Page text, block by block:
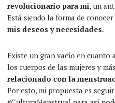
revolucionario para mi, un
Está siendo la forma de
mis deseos y necesidades.
Existe un gran vacío en cuanto
los cuerpos de las mujeres y
relacionado con la
Por esto, mi propuesta es